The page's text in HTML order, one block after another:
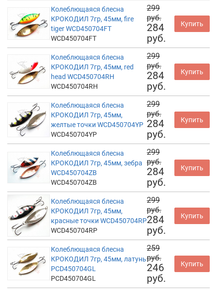
Колеблющаяся блесна
КРОКОДИЛ 7гр, 45мм, fire
tiger WCD450704FT
WCD450704FT
299
руб.
284
руб.
Купить
Колеблющаяся блесна
КРОКОДИЛ 7гр, 45мм, red
head WCD450704RH
WCD450704RH
299
руб.
284
руб.
Купить
Колеблющаяся блесна
КРОКОДИЛ 7гр, 45мм,
желтые точки WCD450704YP
WCD450704YP
299
руб.
284
руб.
Купить
Колеблющаяся блесна
КРОКОДИЛ 7гр, 45мм, зебра
WCD450704ZB
WCD450704ZB
299
руб.
284
руб.
Купить
Колеблющаяся блесна
КРОКОДИЛ 7гр, 45мм,
красные точки WCD450704RP
WCD450704RP
299
руб.
284
руб.
Купить
Колеблющаяся блесна
КРОКОДИЛ 7гр, 45мм, латунь
PCD450704GL
PCD450704GL
259
руб.
246
руб.
Купить